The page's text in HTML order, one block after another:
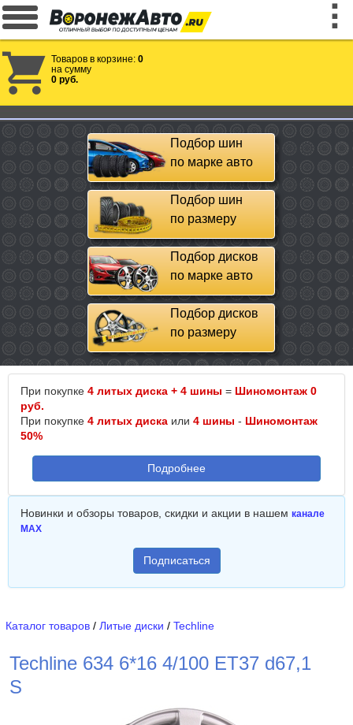
Товаров в корзине: 0
на сумму
0 руб.
Подбор шин
по марке авто
Подбор шин
по размеру
Подбор дисков
по марке авто
Подбор дисков
по размеру
При покупке 4 литых диска + 4 шины = Шиномонтаж 0
руб.
При покупке 4 литых диска или 4 шины - Шиномонтаж
50%
Подробнее
Новинки и обзоры товаров, скидки и акции в нашем канале
MAX
Подписаться
Каталог товаров / Литые диски / Techline
Techline 634 6*16 4/100 ET37 d67,1
S